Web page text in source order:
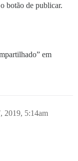
botão de publicar.
em
2019, 5:14am